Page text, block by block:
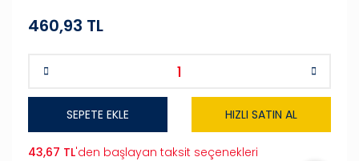
460,93 TL
SEPETE EKLE HIZLI SATIN AL
43,67 TL'den başlayan taksit seçenekleri